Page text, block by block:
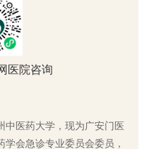
医院咨询
中医药大学，现为广安门医
会急诊专业委员会委员，